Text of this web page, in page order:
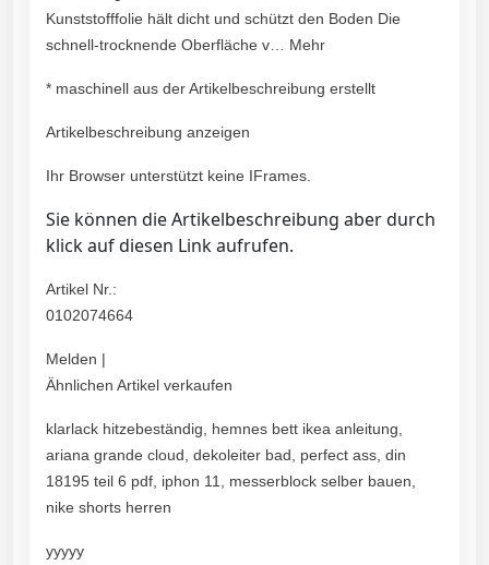
Kunststofffolie hält dicht und schützt den Boden Die
schnell-trocknende Oberfläche v… Mehr
* maschinell aus der Artikelbeschreibung erstellt
Artikelbeschreibung anzeigen
Ihr Browser unterstützt keine IFrames.
Sie können die Artikelbeschreibung aber durch
klick auf diesen Link aufrufen.
Artikel Nr.:
0102074664
Melden |
Ähnlichen Artikel verkaufen
klarlack hitzebeständig, hemnes bett ikea anleitung,
ariana grande cloud, dekoleiter bad, perfect ass, din
18195 teil 6 pdf, iphon 11, messerblock selber bauen,
nike shorts herren
yyyyy